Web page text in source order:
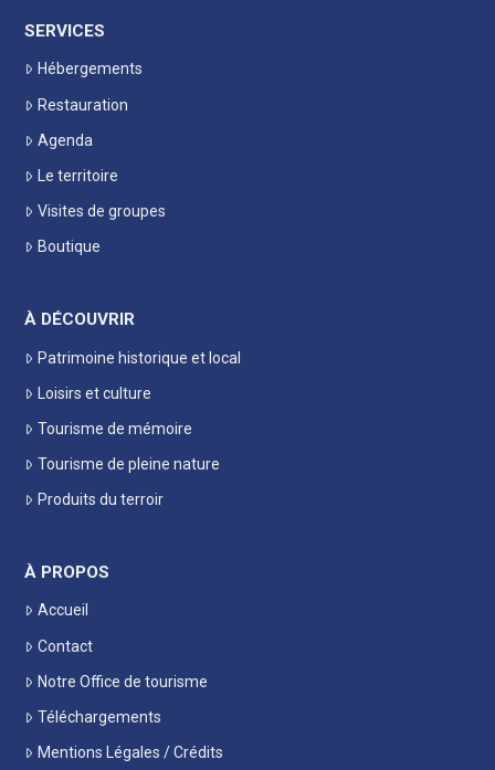
SERVICES
Hébergements
Restauration
Agenda
Le territoire
Visites de groupes
Boutique
À DÉCOUVRIR
Patrimoine historique et local
Loisirs et culture
Tourisme de mémoire
Tourisme de pleine nature
Produits du terroir
À PROPOS
Accueil
Contact
Notre Office de tourisme
Téléchargements
Mentions Légales / Crédits